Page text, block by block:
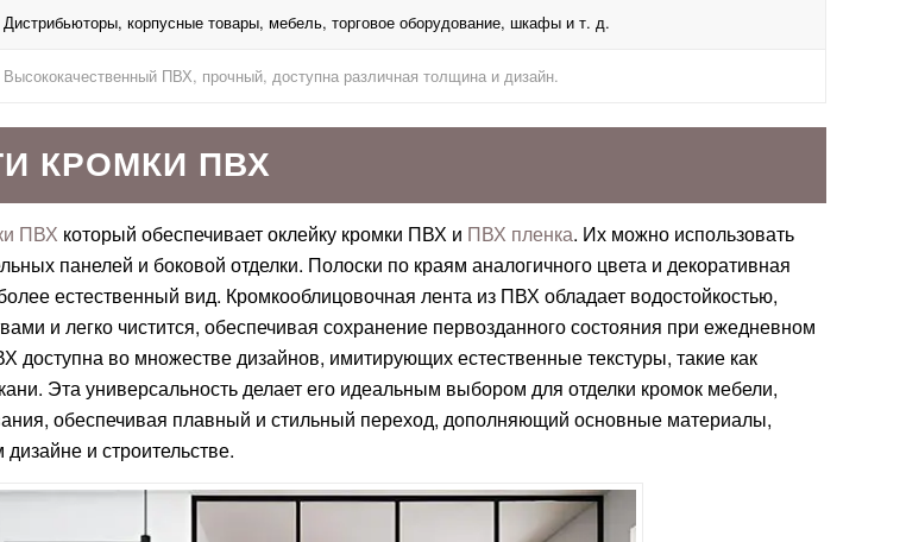
Дистрибьюторы, корпусные товары, мебель, торговое оборудование, шкафы и т. д.
Высококачественный ПВХ, прочный, доступна различная толщина и дизайн.
КРОМКИ ПВХ
ПВХ который обеспечивает оклейку кромки ПВХ и ПВХ пленка. Их можно использовать
панелей и боковой отделки. Полоски по краям аналогичного цвета и декоративная
естественный вид. Кромкооблицовочная лента из ПВХ обладает водостойкостью,
и легко чистится, обеспечивая сохранение первозданного состояния при ежедневном
доступна во множестве дизайнов, имитирующих естественные текстуры, такие как
Эта универсальность делает его идеальным выбором для отделки кромок мебели,
обеспечивая плавный и стильный переход, дополняющий основные материалы,
и строительстве.